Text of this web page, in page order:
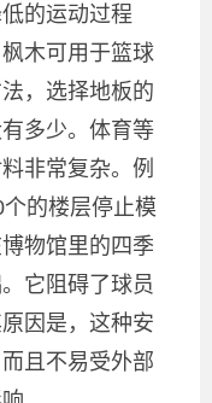
的运动过程
木可用于篮球
，选择地板的
多少。体育等
非常复杂。例
的楼层停止模
物馆里的四季
它阻碍了球员
因是，这种安
且不易受外部